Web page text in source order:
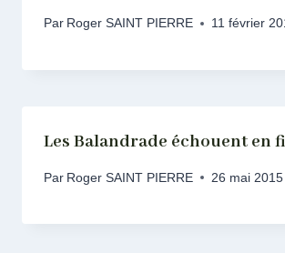
Par Roger SAINT PIERRE 11 février
Les Balandrade échouent en
Par Roger SAINT PIERRE 26 mai 2015